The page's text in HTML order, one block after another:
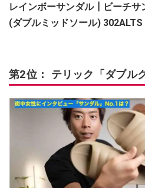
レインボーサンダル┃ビーチサ
(ダブルミッドソール) 302ALTS
第2位： テリック「ダブル